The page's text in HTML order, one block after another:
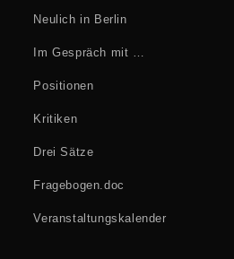
Neulich in Berlin
Im Gespräch mit …
Positionen
Kritiken
Drei Sätze
Fragebogen.doc
Veranstaltungskalender